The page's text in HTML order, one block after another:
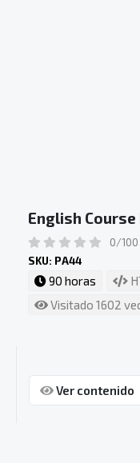
English Course
0/100
SKU: PA44
90 horas
Visitado 1602
Ver contenido